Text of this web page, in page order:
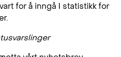
for å inngå I statistikk for